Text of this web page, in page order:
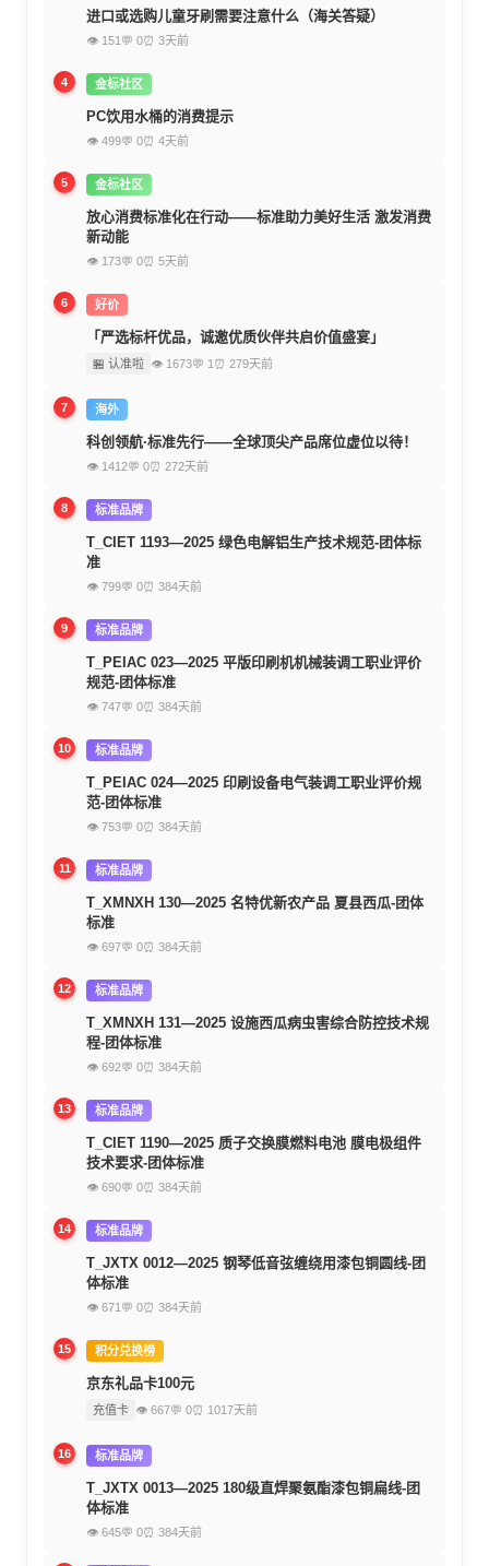
进口或选购儿童牙刷需要注意什么（海关答疑）
👁 151 💬 0⏰ 3天前
4 金标社区
PC饮用水桶的消费提示
👁 499💬 0⏰ 4天前
5 金标社区
放心消费标准化在行动——标准助力美好生活 激发消费
新动能
👁 173💬 0⏰ 5天前
6 好价
「严选标杆优品，诚邀优质伙伴共启价值盛宴」
🏪 认准啦 👁 1673💬 1 ⏰ 279天前
7 海外
科创领航·标准先行——全球顶尖产品席位虚位以待！
👁 1412💬 0⏰ 272天前
8 标准品牌
T_CIET 1193—2025 绿色电解铝生产技术规范-团体标
准
👁 799💬 0⏰ 384天前
9 标准品牌
T_PEIAC 023—2025 平版印刷机机械装调工职业评价
规范-团体标准
👁 747💬 0⏰ 384天前
10 标准品牌
T_PEIAC 024—2025 印刷设备电气装调工职业评价规
范-团体标准
👁 753💬 0⏰ 384天前
11 标准品牌
T_XMNXH 130—2025 名特优新农产品 夏县西瓜-团体
标准
👁 697💬 0⏰ 384天前
12 标准品牌
T_XMNXH 131—2025 设施西瓜病虫害综合防控技术规
程-团体标准
👁 692💬 0⏰ 384天前
13 标准品牌
T_CIET 1190—2025 质子交换膜燃料电池 膜电极组件
技术要求-团体标准
👁 690💬 0⏰ 384天前
14 标准品牌
T_JXTX 0012—2025 钢琴低音弦缠绕用漆包铜圆线-团
体标准
👁 671 💬 0⏰ 384天前
15 积分兑换榜
京东礼品卡100元
充值卡 👁 667💬 0⏰ 1017天前
16 标准品牌
T_JXTX 0013—2025 180级直焊聚氨酯漆包铜扁线-团
体标准
👁 645💬 0⏰ 384天前